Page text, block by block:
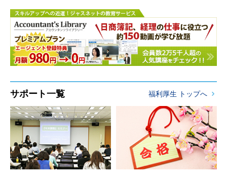
サポート一覧 福利厚生 トップへ